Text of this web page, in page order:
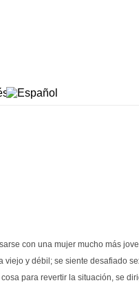
con una mujer mucho más
y débil; se siente desafiado
para revertir la situación, se